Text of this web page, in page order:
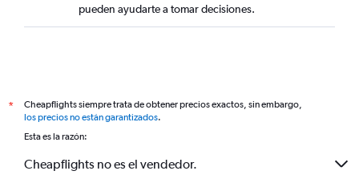
pueden ayudarte a tomar decisiones.
*
Cheapflights siempre trata de obtener precios exactos, sin embargo,
los precios no están garantizados.
Esta es la razón:
Cheapflights no es el vendedor.